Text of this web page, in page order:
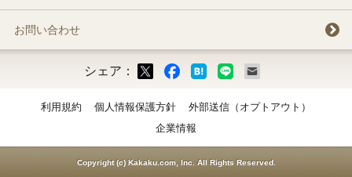
お問い合わせ
シェア：
利用規約 個人情報保護方針
外部送信（オプトアウト）
企業情報
Copyright (c) Kakaku.com, Inc. All Rights Reserved.